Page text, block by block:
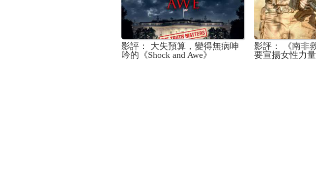
影評： 大失預算，變得無病呻
吟的《Shock and Awe》
影評： 《南非
要宣揚女性力